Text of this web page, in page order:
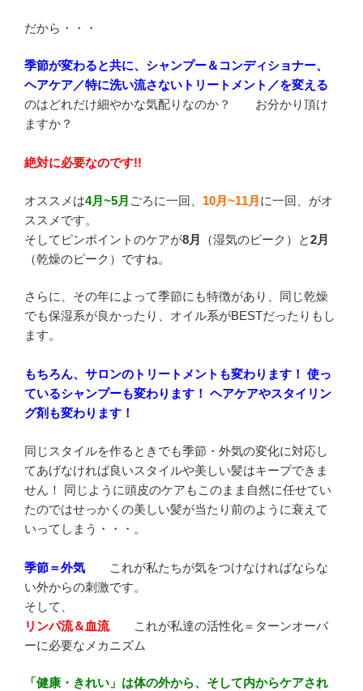
だから・・・
季節が変わると共に、シャンプー＆コンディショナー、
ヘアケア／特に洗い流さないトリートメント／を変える
のはどれだけ細やかな気配りなのか？ お分かり頂け
ますか？
絶対に必要なのです!!
オススメは4月~5月 ごろに一回、 10月~11月 に一回、がオ
ススメです。
そしてピンポイントのケアが8月 （湿気のピーク）と2月
（乾燥のピーク）ですね。
さらに、その年によって季節にも特徴があり、同じ乾燥
でも保湿系が良かったり、オイル系がBESTだったりもし
ます。
もちろん、サロンのトリートメントも変わります！ 使っ
ているシャンプーも変わります！ ヘアケアやスタイリン
グ剤も変わります！
同じスタイルを作るときでも季節・外気の変化に対応し
てあげなければ良いスタイルや美しい髪はキープできま
せん！ 同じように頭皮のケアもこのまま自然に任せてい
たのではせっかくの美しい髪が当たり前のように衰えて
いってしまう・・・。
季節＝外気 これが私たちが気をつけなければならな
い外からの刺激です。
そして、
リンパ流＆血流
これが私達の活性化＝ターンオーバ
ーに必要なメカニズム
「健康・きれい」は体の外から、そして内からケアされ